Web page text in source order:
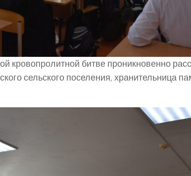
кровопролитной битве проникновенно
сельского поселения, хранительница